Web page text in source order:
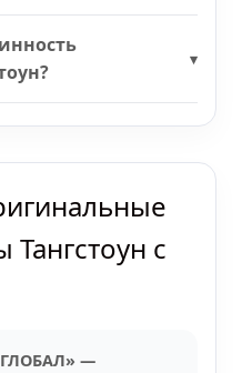
Тангстоун с
—